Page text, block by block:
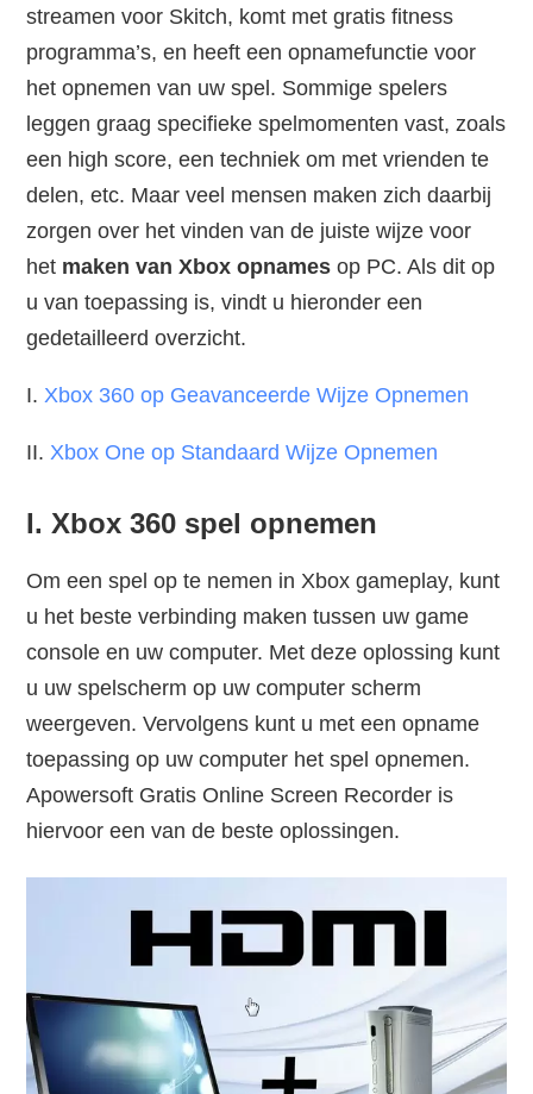
streamen voor Skitch, komt met gratis fitness
programma’s, en heeft een opnamefunctie voor
het opnemen van uw spel. Sommige spelers
leggen graag specifieke spelmomenten vast, zoals
een high score, een techniek om met vrienden te
delen, etc. Maar veel mensen maken zich daarbij
zorgen over het vinden van de juiste wijze voor
het maken van Xbox opnames op PC. Als dit op
u van toepassing is, vindt u hieronder een
gedetailleerd overzicht.
I.Xbox 360 op Geavanceerde Wijze Opnemen
II.Xbox One op Standaard Wijze Opnemen
I. Xbox 360 spel opnemen
Om een spel op te nemen in Xbox gameplay, kunt
u het beste verbinding maken tussen uw game
console en uw computer. Met deze oplossing kunt
u uw spelscherm op uw computer scherm
weergeven. Vervolgens kunt u met een opname
toepassing op uw computer het spel opnemen.
Apowersoft Gratis Online Screen Recorder is
hiervoor een van de beste oplossingen.